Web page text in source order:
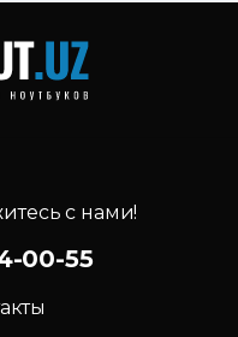
с нами!
00-55